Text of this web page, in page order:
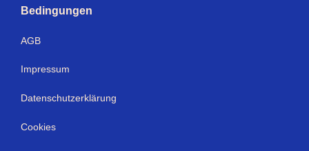
Bedingungen
AGB
Impressum
Datenschutzerklärung
Cookies